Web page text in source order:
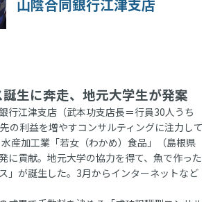
山陰合同銀行江津支店
生に奔走、地元大学生が発案
行江津支店（武本功支店長＝行員30人うち
の利益を増やすコンサルティングに注力して
産加工業「若女（わかめ）食品」（島根県
に貢献。地元大学の協力を得て、魚で作った
」が誕生した。3月からインターネットなど